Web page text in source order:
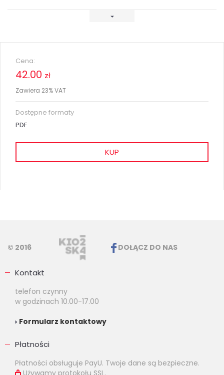
Cena:
42.00 zł
Zawiera 23% VAT
Dostępne formaty
PDF
KUP
© 2016 DOŁĄCZ DO NAS
Kontakt
telefon czynny
w godzinach 10.00-17.00
Formularz kontaktowy
Płatności
Płatności obsługuje PayU. Twoje dane są bezpieczne.
Używamy protokołu SSL.